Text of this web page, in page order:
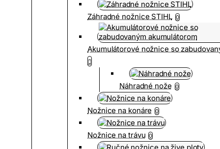
Záhradné nožnice STIHL 0
Akumulátorové nožnice so
Náhradné nože 0
Nožnice na konáre 0
Nožnice na trávu 0